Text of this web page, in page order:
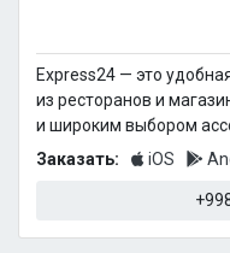
Express24 — это
из ресторанов и
и широким выбором
Заказать:
iOS